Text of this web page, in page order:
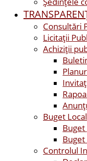
Consultări
Licitații
Achiziţii
Buget Local
Controlul